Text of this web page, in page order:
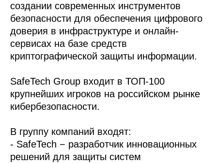
создании современных инструментов
безопасности для обеспечения цифрового
доверия в инфраструктуре и онлайн-
сервисах на базе средств
криптографической защиты информации.
SafeTech Group входит в ТОП-100
крупнейших игроков на российском рынке
кибербезопасности.
В группу компаний входят:
- SafeTech − разработчик инновационных
решений для защиты систем